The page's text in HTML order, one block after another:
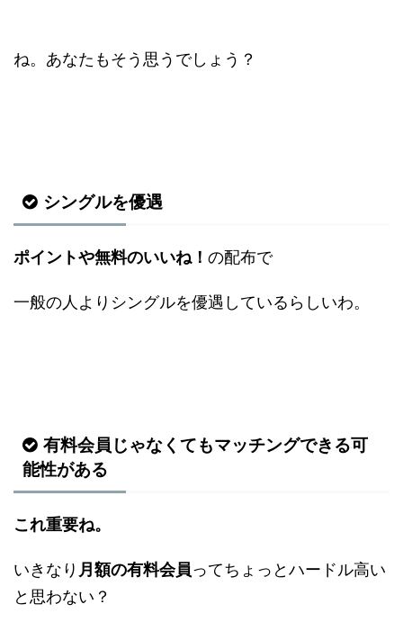
ね。あなたもそう思うでしょう？
シングルを優遇
ポイントや無料のいいね！ の配布で
一般の人よりシングルを優遇しているらしいわ。
有料会員じゃなくてもマッチングできる可
能性がある
これ重要ね。
いきなり 月額の有料会員ってちょっとハードル高い
と思わない？